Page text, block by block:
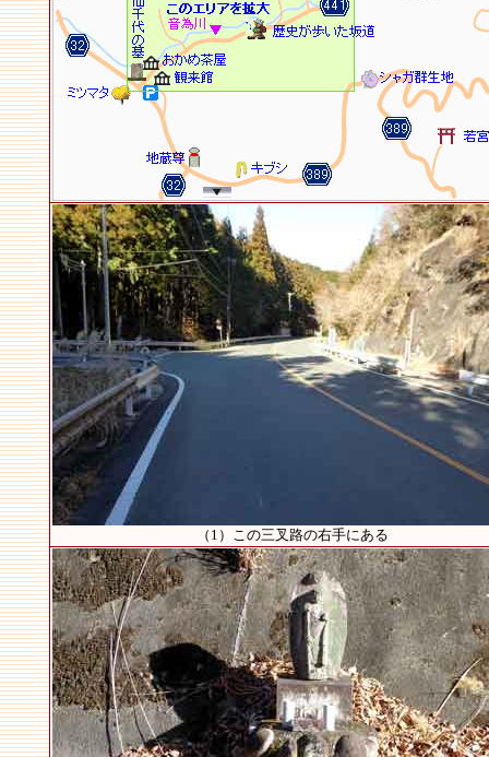
（1）この三叉路の右手にある